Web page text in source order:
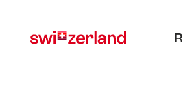
myswitzerland.com